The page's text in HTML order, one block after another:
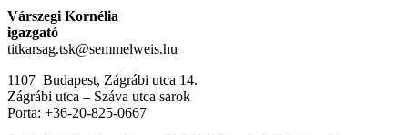
Várszegi Kornélia
igazgató
titkarsag.tsk@semmelweis.hu
1107 Budapest, Zágrábi utca 14.
Zágrábi utca – Száva utca sarok
Porta: +36-20-825-0667